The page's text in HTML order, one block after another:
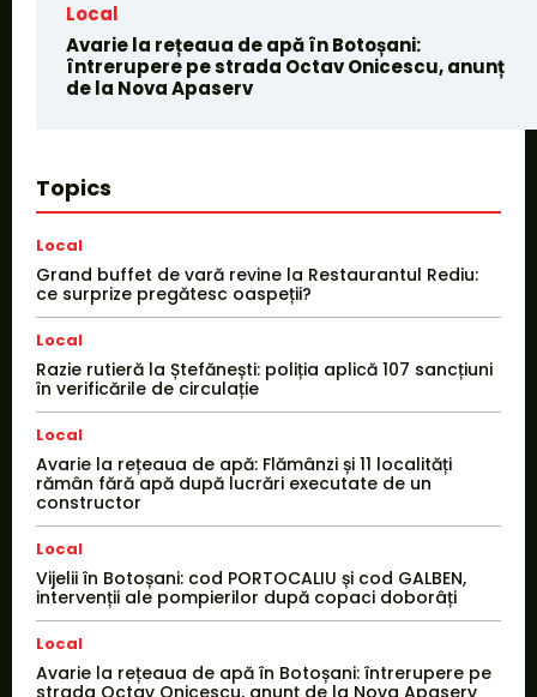
Local
Avarie la rețeaua de apă în Botoșani:
întrerupere pe strada Octav Onicescu, anunț
de la Nova Apaserv
Topics
Local
Grand buffet de vară revine la Restaurantul Rediu:
ce surprize pregătesc oaspeții?
Local
Razie rutieră la Ștefănești: poliția aplică 107 sancțiuni
în verificările de circulație
Local
Avarie la rețeaua de apă: Flămânzi și 11 localități
rămân fără apă după lucrări executate de un
constructor
Local
Vijelii în Botoșani: cod PORTOCALIU și cod GALBEN,
intervenții ale pompierilor după copaci doborâți
Local
Avarie la rețeaua de apă în Botoșani: întrerupere pe